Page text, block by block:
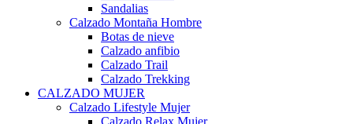
Sandalias
Calzado Montaña Hombre
Botas de nieve
Calzado anfibio
Calzado Trail
Calzado Trekking
CALZADO MUJER
Calzado Lifestyle Mujer
Calzado Relax Mujer